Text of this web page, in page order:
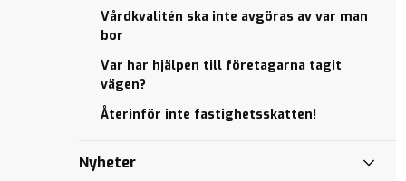
Vårdkvalitén ska inte avgöras av var man
bor
Var har hjälpen till företagarna tagit
vägen?
Återinför inte fastighetsskatten!
Nyheter
framtid
inte gå
ostraffat
att slå,
kvinnor!
Tryggheten
först
Manipulerade
kunskapsresultat
– en skolpolitisk
Kärnavfallets